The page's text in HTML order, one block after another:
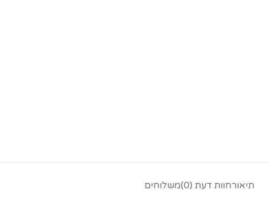
תיאורחוות דעת (0) משלוחים